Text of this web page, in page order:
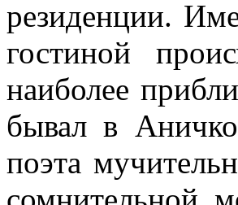
резиденции.
гостиной
наиболее
бывал в
поэта